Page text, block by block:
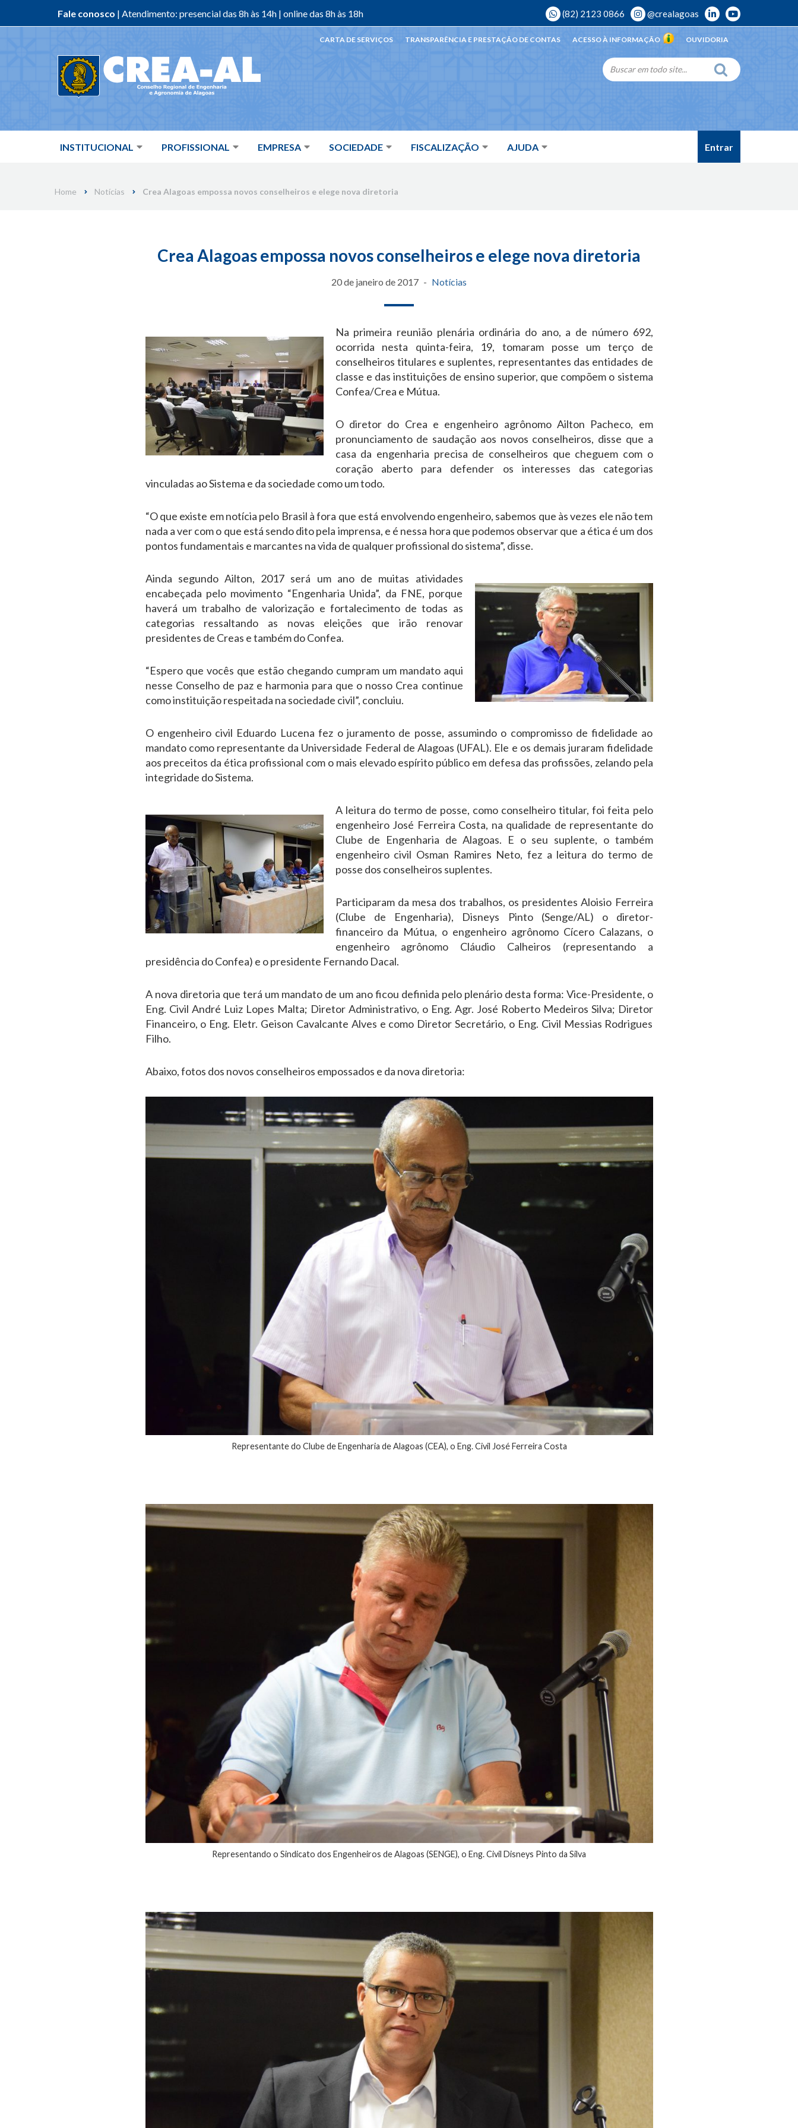
Fale conosco | Atendimento: presencial das 8h às 14h | online das 8h às 18h (82) 2123 0866 @crealagoas
INSTITUCIONAL PROFISSIONAL EMPRESA SOCIEDADE FISCALIZAÇÃO AJUDA
OUVIDORIA
ACESSO À INFORMAÇÃO
TRANSPARÊNCIA E PRESTAÇÃO DE CONTAS
CARTA DE SERVIÇOS
Entrar
Home Notícias Crea Alagoas empossa novos conselheiros e elege nova diretoria
Crea Alagoas empossa novos conselheiros e elege nova diretoria
20 de janeiro de 2017 Notícias
Na primeira reunião plenária ordinária do ano, a de número 692,
ocorrida nesta quinta-feira, 19, tomaram posse um terço de
conselheiros titulares e suplentes, representantes das entidades de
classe e das instituições de ensino superior, que compõem o sistema
Confea/Crea e Mútua.
O diretor do Crea e engenheiro agrônomo Ailton Pacheco, em
pronunciamento de saudação aos novos conselheiros, disse que a
casa da engenharia precisa de conselheiros que cheguem com o
coração aberto para defender os interesses das categorias
vinculadas ao Sistema e da sociedade como um todo.
“O que existe em notícia pelo Brasil à fora que está envolvendo engenheiro, sabemos que às vezes ele não tem
nada a ver com o que está sendo dito pela imprensa, e é nessa hora que podemos observar que a ética é um dos
pontos fundamentais e marcantes na vida de qualquer profissional do sistema”, disse.
Ainda segundo Ailton, 2017 será um ano de muitas atividades
encabeçada pelo movimento “Engenharia Unida”, da FNE, porque
haverá um trabalho de valorização e fortalecimento de todas as
categorias ressaltando as novas eleições que irão renovar
presidentes de Creas e também do Confea.
“Espero que vocês que estão chegando cumpram um mandato aqui
nesse Conselho de paz e harmonia para que o nosso Crea continue
como instituição respeitada na sociedade civil”, concluiu.
O engenheiro civil Eduardo Lucena fez o juramento de posse, assumindo o compromisso de fidelidade ao
mandato como representante da Universidade Federal de Alagoas (UFAL). Ele e os demais juraram fidelidade
aos preceitos da ética profissional com o mais elevado espírito público em defesa das profissões, zelando pela
integridade do Sistema.
A leitura do termo de posse, como conselheiro titular, foi feita pelo
engenheiro José Ferreira Costa, na qualidade de representante do
Clube de Engenharia de Alagoas. E o seu suplente, o também
engenheiro civil Osman Ramires Neto, fez a leitura do termo de
posse dos conselheiros suplentes.
Participaram da mesa dos trabalhos, os presidentes Aloisio Ferreira
(Clube de Engenharia), Disneys Pinto (Senge/AL) o diretor-
financeiro da Mútua, o engenheiro agrônomo Cícero Calazans, o
engenheiro agrônomo Cláudio Calheiros (representando a
presidência do Confea) e o presidente Fernando Dacal.
A nova diretoria que terá um mandato de um ano ficou definida pelo plenário desta forma: Vice-Presidente, o
Eng. Civil André Luiz Lopes Malta; Diretor Administrativo, o Eng. Agr. José Roberto Medeiros Silva; Diretor
Financeiro, o Eng. Eletr. Geison Cavalcante Alves e como Diretor Secretário, o Eng. Civil Messias Rodrigues
Filho.
Abaixo, fotos dos novos conselheiros empossados e da nova diretoria:
Representante do Clube de Engenharia de Alagoas (CEA), o Eng. Civil José Ferreira Costa
Representando o Sindicato dos Engenheiros de Alagoas (SENGE), o Eng. Civil Disneys Pinto da Silva